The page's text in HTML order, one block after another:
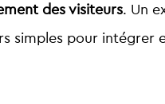
des visiteurs. Un
simples pour intégrer